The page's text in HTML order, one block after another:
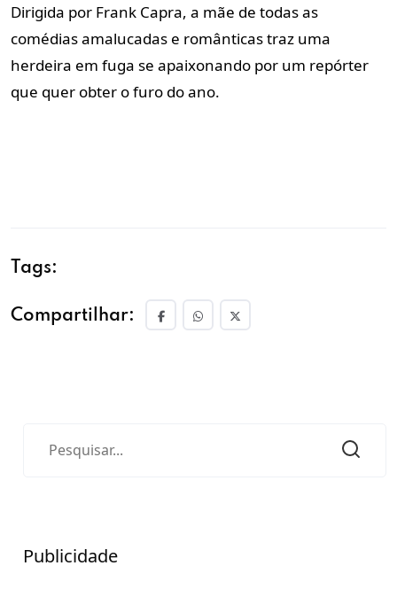
Dirigida por Frank Capra, a mãe de todas as
comédias amalucadas e românticas traz uma
herdeira em fuga se apaixonando por um repórter
que quer obter o furo do ano.
Tags:
Compartilhar:
Publicidade